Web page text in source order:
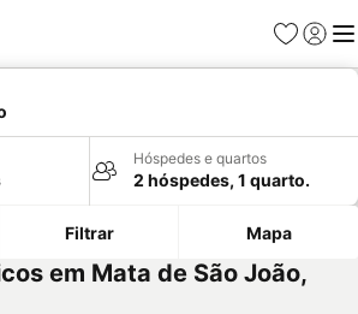
Favoritos
Iniciar
Hóspedes e quartos
2 hóspedes, 1 quarto.
Filtrar Mapa
em Mata de São João,